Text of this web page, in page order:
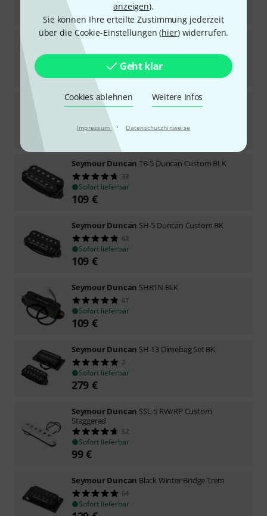
anzeigen).
Sie können Ihre erteilte Zustimmung jederzeit
über die Cookie-Einstellungen (hier) widerrufen.
Geht klar
Cookies ablehnen Weitere Infos
Impressum · Datenschutzhinweise
89
Seymour Duncan TB-4 Zebra
Sofort lieferbar
109€
Seymour Duncan Black Winter Rails Set
Sofort lieferbar
Seymour Duncan TB-5 Duncan Custom BLK
33
Sofort lieferbar
109 €
Seymour Duncan SH-5 Duncan Custom BK
62
Sofort lieferbar
109 €
Seymour Duncan SHR1N BLK
67
Sofort lieferbar
109 €
Seymour Duncan SH-13 Dimebag Set BK
2
Sofort lieferbar
279 €
Seymour Duncan SSL-5 RW/RP Custom
Staggered
52
Sofort lieferbar
99€
Seymour Duncan Black Winter Bridge Trem
64
Sofort lieferbar